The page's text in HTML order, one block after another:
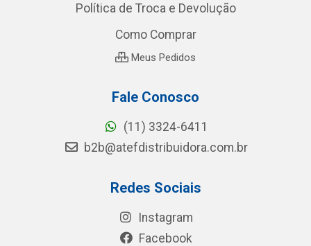
Política de Troca e Devolução
Como Comprar
Meus Pedidos
Fale Conosco
(11) 3324-6411
b2b@atefdistribuidora.com.br
Redes Sociais
Instagram
Facebook